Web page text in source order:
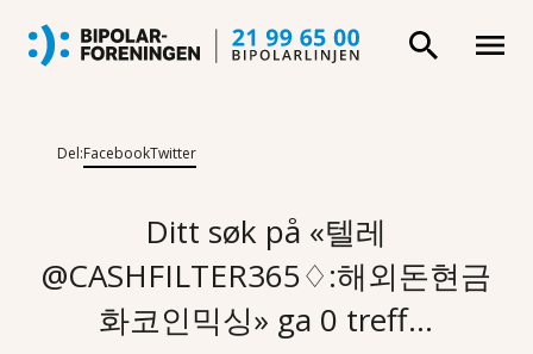
Del:FacebookTwitter
Ditt søk på «텔레
@CASHFILTER365♢:해외돈현금
화코인믹싱» ga 0 treff...